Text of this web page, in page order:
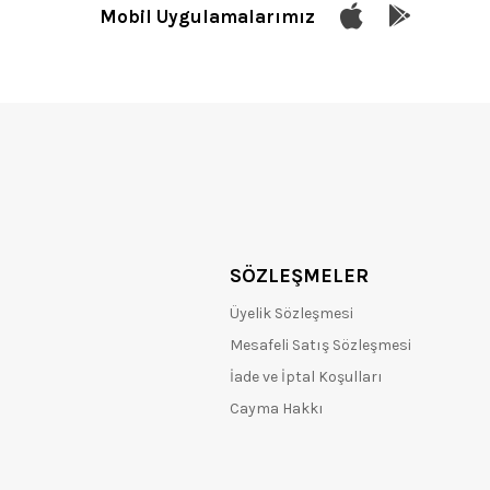
Mobil Uygulamalarımız
SÖZLEŞMELER
Üyelik Sözleşmesi
Mesafeli Satış Sözleşmesi
İade ve İptal Koşulları
Cayma Hakkı